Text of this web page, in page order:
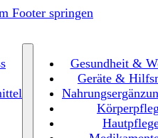
Footer springen
Gesundheit &
Geräte &